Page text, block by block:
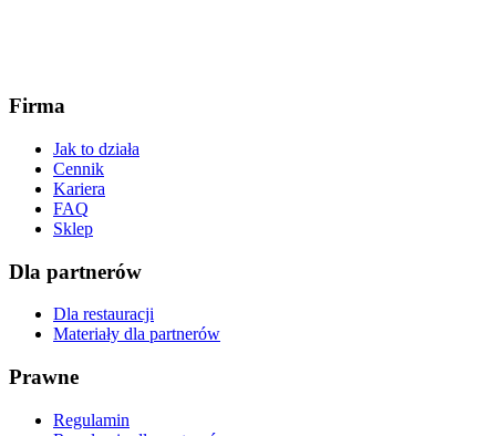
Firma
Jak to działa
Cennik
Kariera
FAQ
Sklep
Dla partnerów
Dla restauracji
Materiały dla partnerów
Prawne
Regulamin